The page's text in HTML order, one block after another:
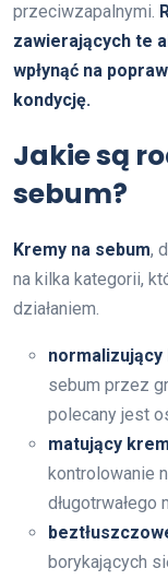
przeciwzapalnymi.
zawierających te
wpłynąć na
kondycję.
Jakie są
sebum?
Kremy na sebum,
na kilka kategorii,
działaniem.
normalizujący
sebum przez
polecany jest
matujący krem
kontrolowanie
borykających